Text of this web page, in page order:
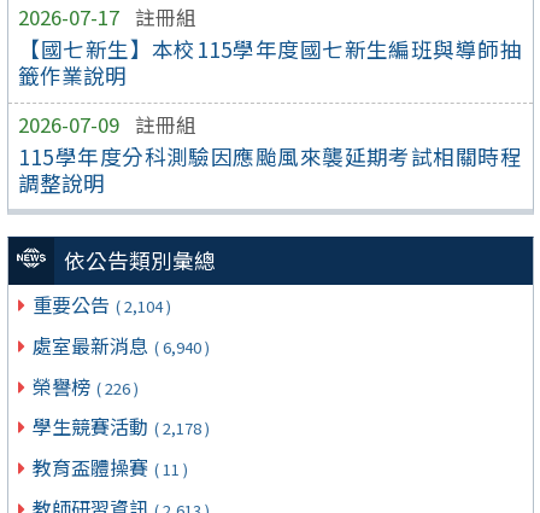
2026-07-17 註冊組
【國七新生】本校115學年度國七新生編班與導師抽
籤作業說明
2026-07-09 註冊組
115學年度分科測驗因應颱風來襲延期考試相關時程
調整說明
依公告類別彙總
重要公告 ( 2,104 )
處室最新消息 ( 6,940 )
榮譽榜 ( 226 )
學生競賽活動 ( 2,178 )
教育盃體操賽 ( 11 )